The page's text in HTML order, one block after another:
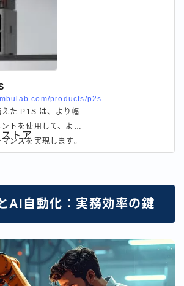
トア
products/p2s
た P1S は、より幅
トを使用して、より
ンスを実現します。
AI自動化：実務効率の鍵